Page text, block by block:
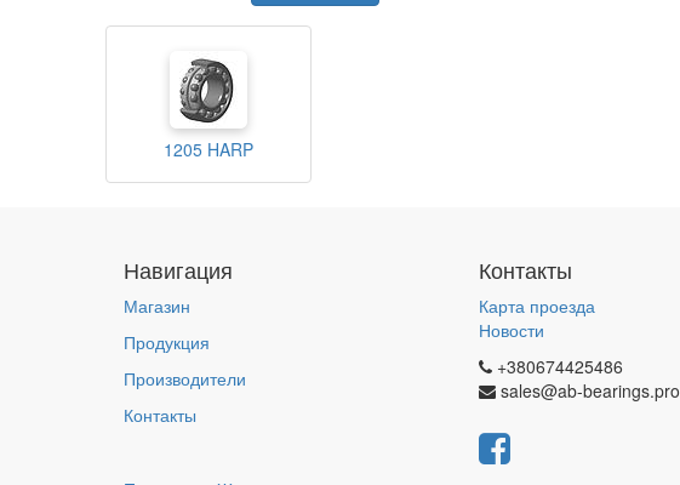
1205 HARP
Навигация
Магазин
Продукция
Производители
Контакты
Контакты
Карта проезда
Новости
+380674425486
sales@ab-bearings.pro